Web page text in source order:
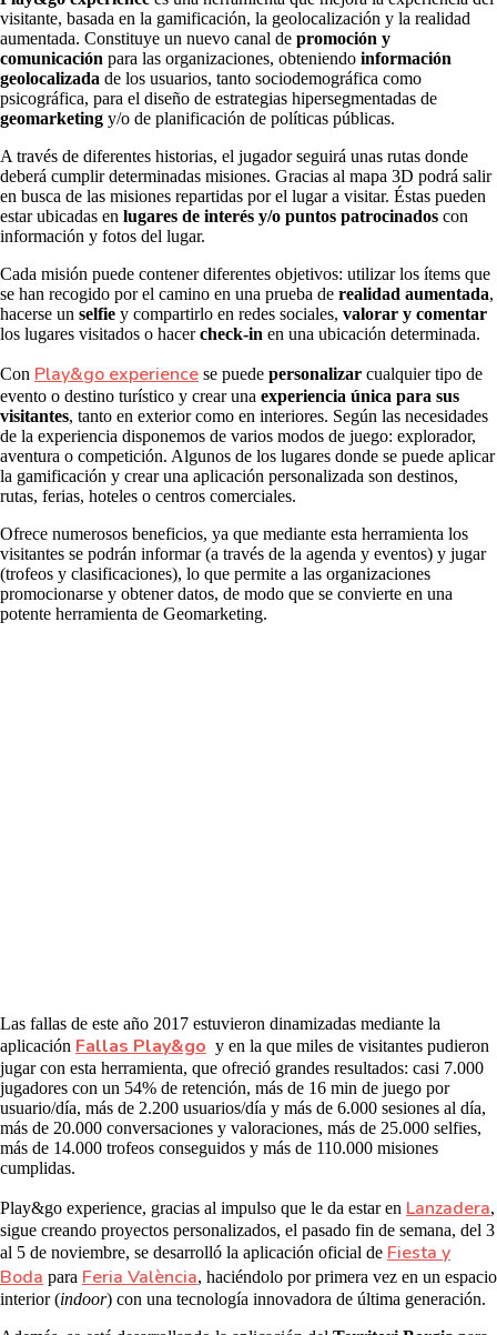
visitante, basada en la gamificación, la geolocalización y la realidad
aumentada. Constituye un nuevo canal de promoción y
comunicación para las organizaciones, obteniendo información
geolocalizada de los usuarios, tanto sociodemográfica como
psicográfica, para el diseño de estrategias hipersegmentadas de
geomarketing y/o de planificación de políticas públicas.
A través de diferentes historias, el jugador seguirá unas rutas donde
deberá cumplir determinadas misiones. Gracias al mapa 3D podrá salir
en busca de las misiones repartidas por el lugar a visitar. Éstas pueden
estar ubicadas en lugares de interés y/o puntos patrocinados con
información y fotos del lugar.
Cada misión puede contener diferentes objetivos: utilizar los ítems que
se han recogido por el camino en una prueba de realidad aumentada,
hacerse un selfie y compartirlo en redes sociales, valorar y comentar
los lugares visitados o hacercheck-in en una ubicación determinada.
Con Play&go experience se puede personalizar cualquier tipo de
evento o destino turístico y crear una experiencia única para sus
visitantes, tanto en exterior como en interiores. Según las necesidades
de la experiencia disponemos de varios modos de juego: explorador,
aventura o competición. Algunos de los lugares donde se puede aplicar
la gamificación y crear una aplicación personalizada son destinos,
rutas, ferias, hoteles o centros comerciales.
Ofrece numerosos beneficios, ya que mediante esta herramienta los
visitantes se podrán informar (a través de la agenda y eventos) y jugar
(trofeos y clasificaciones), lo que permite a las organizaciones
promocionarse y obtener datos, de modo que se convierte en una
potente herramienta de Geomarketing.
Las fallas de este año 2017 estuvieron dinamizadas mediante la
aplicación Fallas Play&go y en la que miles de visitantes pudieron
jugar con esta herramienta, que ofreció grandes resultados: casi 7.000
jugadores con un 54% de retención, más de 16 min de juego por
usuario/día, más de 2.200 usuarios/día y más de 6.000 sesiones al día,
más de 20.000 conversaciones y valoraciones, más de 25.000 selfies,
más de 14.000 trofeos conseguidos y más de 110.000 misiones
cumplidas.
Play&go experience, gracias al impulso que le da estar en Lanzadera,
sigue creando proyectos personalizados, el pasado fin de semana, del 3
al 5 de noviembre, se desarrolló la aplicación oficial de Fiesta y
Boda para Feria València, haciéndolo por primera vez en un espacio
interior (indoor) con una tecnología innovadora de última generación.